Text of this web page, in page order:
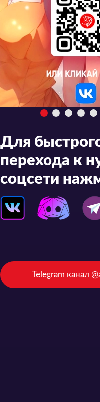
Для
перехода к
соцсети
Telegram канал